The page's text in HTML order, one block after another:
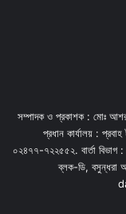
সম্পাদক ও প্রকাশক : মোঃ
প্রধান কার্যালয় :
০২৪৭৭-৭২২৫৫২. বার্তা
ব্লক-ডি,